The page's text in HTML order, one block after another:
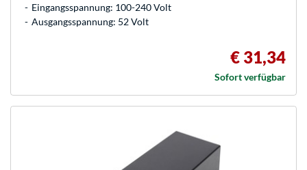
Eingangsspannung: 100-240 Volt
Ausgangsspannung: 52 Volt
€ 31,34
Sofort verfügbar